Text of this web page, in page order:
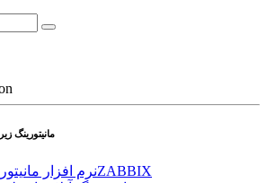
مانیتورینگ
نرم افزارZABBIX